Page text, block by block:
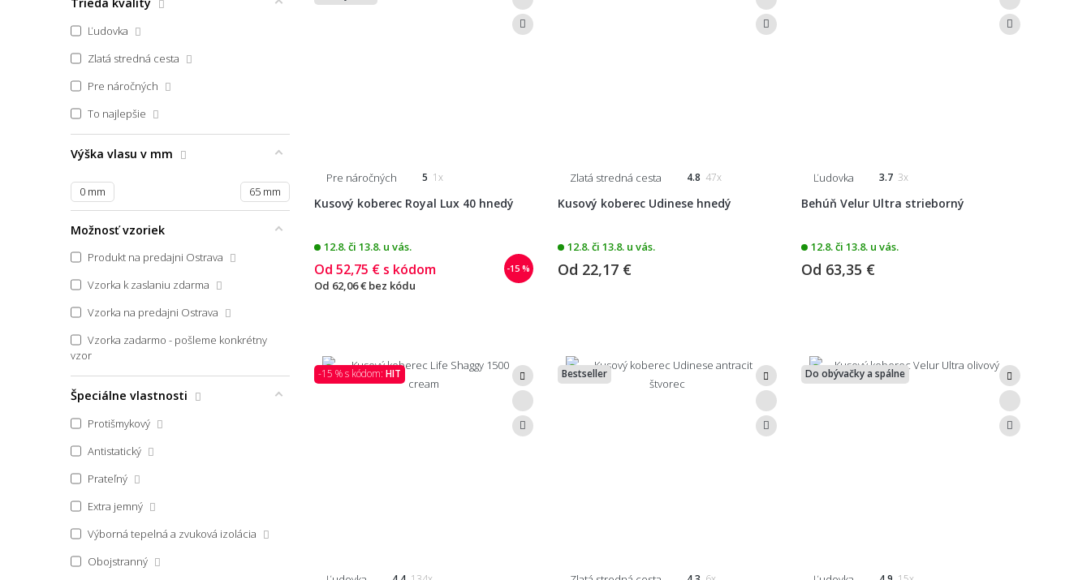
50x50 (priemer) kruh
50x70
50x75 polkruh
75x50
50x76
50x150
50x170
50x200
50,3x50,3
51x66
52x30
54x54
55x85
55x85 tvar kožušiny
55x90
55x100
55x170
57x57 (priemer) kruh
57x90
Ľudovka
Zlatá stredná cesta
Pre náročných
To najlepšie
Výška vlasu v mm
0 mm 65 mm
Možnosť vzoriek
Produkt na predajni Ostrava
Vzorka k zaslaniu zdarma
Vzorka na predajni Ostrava
Vzorka zadarmo - pošleme konkrétny
vzor
Špeciálne vlastnosti
Protišmykový
Antistatický
Prateľný
Extra jemný
Výborná tepelná a zvuková izolácia
Obojstranný
Pre náročných 5 1x
Kusový koberec Royal Lux 40 hnedý
12.8. či 13.8. u vás.
-15 %
Od 52,75 € s kódom
Od 62,06 € bez kódu
Zlatá stredná cesta 4.8 47x
Kusový koberec Udinese hnedý
12.8. či 13.8. u vás.
Od 22,17 €
Ľudovka 3.7 3x
Behúň Velur Ultra strieborný
12.8. či 13.8. u vás.
Od 63,35 €
-15 % s kódom: HIT Bestseller Do obývačky a spálne